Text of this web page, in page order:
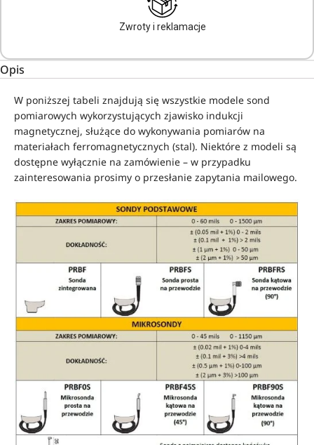
Zwroty i reklamacje
Opis
W poniższej tabeli znajdują się wszystkie modele sond
pomiarowych wykorzystujących zjawisko indukcji
magnetycznej, służące do wykonywania pomiarów na
materiałach ferromagnetycznych (stal). Niektóre z modeli są
dostępne wyłącznie na zamówienie – w przypadku
zainteresowania prosimy o przesłanie zapytania mailowego.